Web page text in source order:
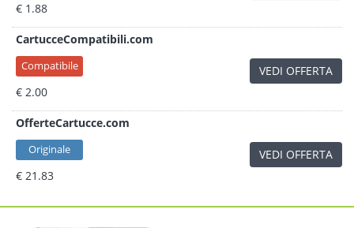
€ 1.88
CartucceCompatibili.com
Compatibile
€ 2.00
VEDI OFFERTA
OfferteCartucce.com
Originale
€ 21.83
VEDI OFFERTA